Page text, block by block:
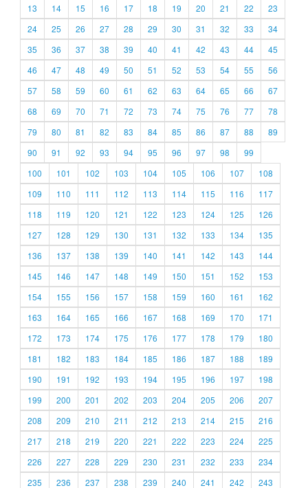
13
14 15 16 17 18 19 20 21 22
23
24
25 26 27 28 29 30 31 32 33
34
35
36 37 38 39 40 41 42 43 44
45
46
47 48 49 50 51 52 53 54 55
56
57
58 59 60 61 62 63 64 65 66
67
68
69 70 71 72 73 74 75 76 77
78
79
80 81 82 83 84 85 86 87 88
89
90
91 92 93 94 95 96 97 98
99
100
101 102 103 104 105 106 107
108
109
110 111 112 113 114 115 116
117
118
119 120 121 122 123 124 125
126
127
128 129 130 131 132 133 134
135
136
137 138 139 140 141 142 143
144
145
146 147 148 149 150 151 152
153
154
155 156 157 158 159 160 161
162
163
164 165 166 167 168 169 170
171
172
173 174 175 176 177 178 179
180
181
182 183 184 185 186 187 188
189
190
191 192 193 194 195 196 197
198
199
200 201 202 203 204 205 206
207
208
209 210 211 212 213 214 215
216
217
218 219 220 221 222 223 224
225
226
227 228 229 230 231 232 233
234
235
236 237 238 239 240 241 242 243